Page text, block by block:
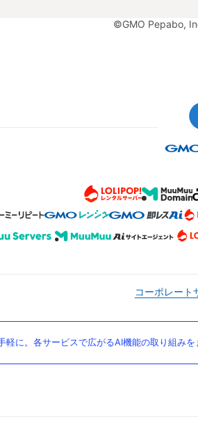
©GMO Pepabo,
コーポレート
に。各サービスで広がるAI機能の取り組みを